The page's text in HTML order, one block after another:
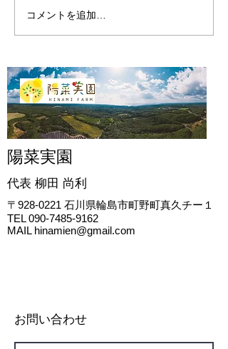
コメントを追加…
陽菜実園
代表 柳田 尚利
〒928-0221 石川県輪島市町野町真久チー１
TEL090-7485-9162
MAIL hinamien@gmail.com
お問い合わせ